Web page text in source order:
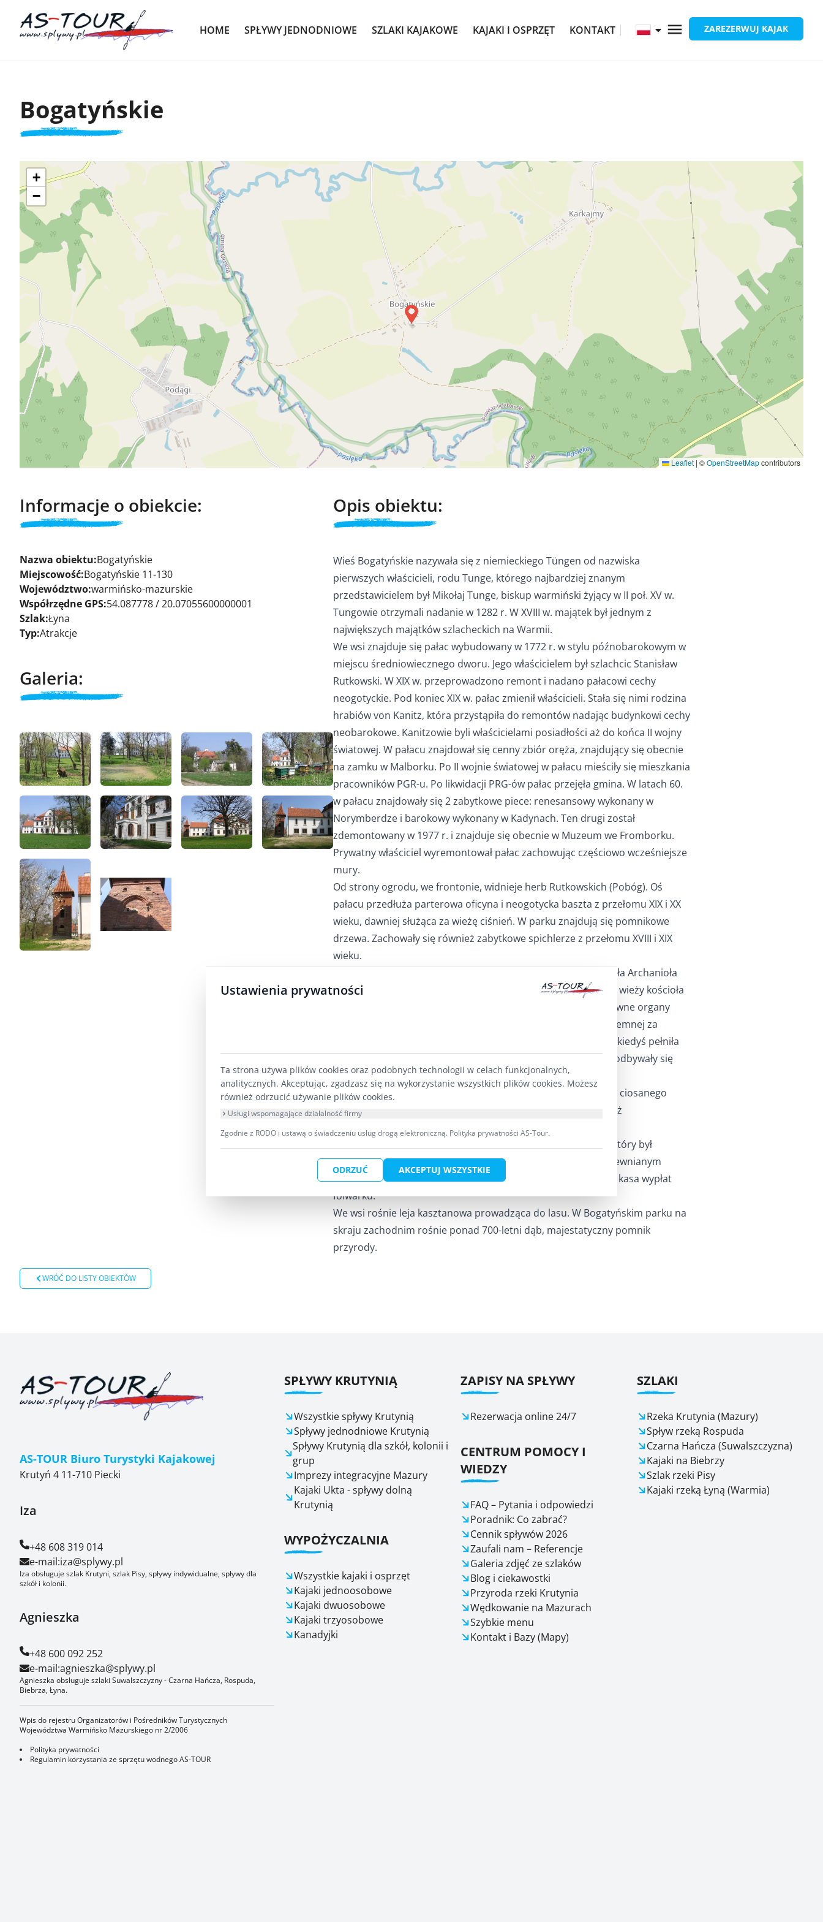
HOME SPŁYWY JEDNODNIOWE SZLAKI KAJAKOWE KAJAKI I OSPRZĘT KONTAKT ZAREZERWUJ KAJAK
Bogatyńskie
+
−
Leaflet | ©OpenStreetMapcontributors
Informacje o obiekcie:
Nazwa obiektu:Bogatyńskie
Miejscowość:Bogatyńskie 11-130
Województwo:warmińsko-mazurskie
Współrzędne GPS:54.087778 / 20.07055600000001
Szlak:Łyna
Typ:Atrakcje
Galeria:
Opis obiektu:
Wieś Bogatyńskie nazywała się z niemieckiego Tüngen od nazwiska
pierwszych właścicieli, rodu Tunge, którego najbardziej znanym
przedstawicielem był Mikołaj Tunge, biskup warmiński żyjący w II poł. XV w.
Tungowie otrzymali nadanie w 1282 r. W XVIII w. majątek był jednym z
największych majątków szlacheckich na Warmii.
We wsi znajduje się pałac wybudowany w 1772 r. w stylu późnobarokowym w
miejscu średniowiecznego dworu. Jego właścicielem był szlachcic Stanisław
Rutkowski. W XIX w. przeprowadzono remont i nadano pałacowi cechy
neogotyckie. Pod koniec XIX w. pałac zmienił właścicieli. Stała się nimi rodzina
hrabiów von Kanitz, która przystąpiła do remontów nadając budynkowi cechy
neobarokowe. Kanitzowie byli właścicielami posiadłości aż do końca II wojny
światowej. W pałacu znajdował się cenny zbiór oręża, znajdujący się obecnie
na zamku w Malborku. Po II wojnie światowej w pałacu mieściły się mieszkania
pracowników PGR-u. Po likwidacji PRG-ów pałac przejęła gmina. W latach 60.
w pałacu znajdowały się 2 zabytkowe piece: renesansowy wykonany w
Norymberdze i barokowy wykonany w Kadynach. Ten drugi został
zdemontowany w 1977 r. i znajduje się obecnie w Muzeum we Fromborku.
Prywatny właściciel wyremontował pałac zachowując częściowo wcześniejsze
mury.
Od strony ogrodu, we frontonie, widnieje herb Rutkowskich (Pobóg). Oś
pałacu przedłuża parterowa oficyna i neogotycka baszta z przełomu XIX i XX
wieku, dawniej służąca za wieżę ciśnień. W parku znajdują się pomnikowe
drzewa. Zachowały się również zabytkowe spichlerze z przełomu XVIII i XIX
wieku.
We wsi zobaczcie neogotycki kościół Trójcy Świętej i św. Michała Archanioła
wybudowany w 1830 r. Na jego wieży wisi dzwon-sygnaturka z wieży kościoła
w Ornecie. W środku znajduje się ołtarz z 1832 r. oraz niesprawne organy
wykonane przez Johanna Vulf z Ornety. Kaplica w części podziemnej za
zamurowanym wejściem mieści grobowiec. Prawdopodobnie kiedyś pełniła
funkcję kaplicy cmentarnej, a po II wojnie światowej w kaplicy odbywały się
lekcje religii.
Niedaleko kościoła stoi krzyż żelazny na podstawie z kamienia ciosanego
ręcznie w stylu romańskim. Krzyż stoi tyłem do drogi ponieważ
prawdopodobnie przed nim stał dawniej kościół.
Poszukajcie również domu nr 10, tzw. domu szwajcarskiego, który był
przypałacowym domem ogrodnika. Jest to piętrowy dom z drewnianym
tarasem na piętrze. Przed wojną w domu mieściła się poczta i kasa wypłat
folwarku.
We wsi rośnie leja kasztanowa prowadząca do lasu. W Bogatyńskim parku na
skraju zachodnim rośnie ponad 700-letni dąb, majestatyczny pomnik
przyrody.
WRÓĆ DO LISTY OBIEKTÓW
AS-TOUR Biuro Turystyki Kajakowej
Krutyń 4 11-710 Piecki
Iza
+48 608 319 014
e-mail:iza@splywy.pl
Iza obsługuje szlak Krutyni, szlak Pisy, spływy indywidualne, spływy dla
szkół i kolonii.
Agnieszka
+48 600 092 252
e-mail:agnieszka@splywy.pl
Agnieszka obsługuje szlaki Suwalszczyzny - Czarna Hańcza, Rospuda,
Biebrza, Łyna.
Wpis do rejestru Organizatorów i Pośredników Turystycznych
Województwa Warmińsko Mazurskiego nr 2/2006
Polityka prywatności
Regulamin korzystania ze sprzętu wodnego AS-TOUR
SPŁYWY KRUTYNIĄ
Wszystkie spływy Krutynią
Spływy jednodniowe Krutynią
Spływy Krutynią dla szkół, kolonii i
grup
Imprezy integracyjne Mazury
Kajaki Ukta - spływy dolną
Krutynią
WYPOŻYCZALNIA
Wszystkie kajaki i osprzęt
Kajaki jednoosobowe
Kajaki dwuosobowe
Kajaki trzyosobowe
Kanadyjki
ZAPISY NA SPŁYWY
Rezerwacja online 24/7
CENTRUM POMOCY I
WIEDZY
FAQ – Pytania i odpowiedzi
Poradnik: Co zabrać?
Cennik spływów 2026
Zaufali nam – Referencje
Galeria zdjęć ze szlaków
Blog i ciekawostki
Przyroda rzeki Krutynia
Wędkowanie na Mazurach
Szybkie menu
Kontakt i Bazy (Mapy)
SZLAKI
Rzeka Krutynia (Mazury)
Spływ rzeką Rospuda
Czarna Hańcza (Suwalszczyzna)
Kajaki na Biebrzy
Szlak rzeki Pisy
Kajaki rzeką Łyną (Warmia)
Ustawienia prywatności
Ta strona używa plików cookies oraz podobnych technologii w celach funkcjonalnych,
analitycznych. Akceptując, zgadzasz się na wykorzystanie wszystkich plików cookies. Możesz
również odrzucić używanie plików cookies.
Usługi wspomagające działalność firmy
Zgodnie z RODO i ustawą o świadczeniu usług drogą elektroniczną. Polityka prywatności AS-Tour.
ODRZUĆ AKCEPTUJ WSZYSTKIE